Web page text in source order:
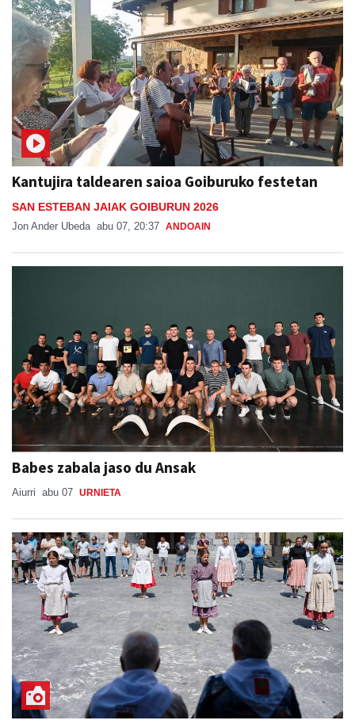
Kantujira taldearen saioa Goiburuko festetan
SAN ESTEBAN JAIAK GOIBURUN 2026
Jon Ander Ubeda abu 07, 20:37 ANDOAIN
Babes zabala jaso du Ansak
Aiurri abu 07 URNIETA